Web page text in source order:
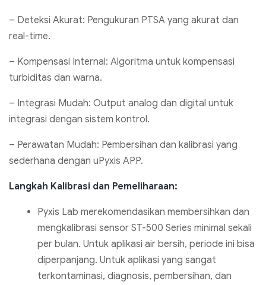
– Deteksi Akurat: Pengukuran PTSA yang akurat dan
real-time.
– Kompensasi Internal: Algoritma untuk kompensasi
turbiditas dan warna.
– Integrasi Mudah: Output analog dan digital untuk
integrasi dengan sistem kontrol.
– Perawatan Mudah: Pembersihan dan kalibrasi yang
sederhana dengan uPyxis APP.
Langkah Kalibrasi dan Pemeliharaan:
Pyxis Lab merekomendasikan membersihkan dan
mengkalibrasi sensor ST-500 Series minimal sekali
per bulan. Untuk aplikasi air bersih, periode ini bisa
diperpanjang. Untuk aplikasi yang sangat
terkontaminasi, diagnosis, pembersihan, dan